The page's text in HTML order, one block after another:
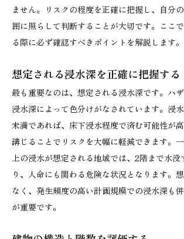
ません。リスクの程度を正確に把握し、自分
囲に照らして判断することが大切です。ここ
る際に必ず確認すべきポイントを解説します。
想定される浸水深を正確に把握する
最も重要なのは、想定される浸水深です。ハザ
浸水深によって色分けがなされています。浸
未満であれば、床下浸水程度で済む可能性が
講じることでリスクを大幅に軽減できます。
上の浸水が想定される地域では、2階まで水没
り、人命にも関わる危険な状況となります。
なく、発生頻度の高い計画規模での浸水深も
が重要です。